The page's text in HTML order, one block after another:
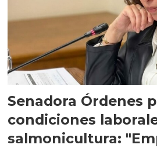
Senadora Órdenes
condiciones
salmonicultura: